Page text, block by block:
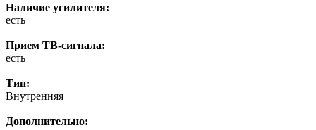
Наличие усилителя:
есть
Прием ТВ-сигнала:
есть
Тип:
Внутренняя
Дополнительно: